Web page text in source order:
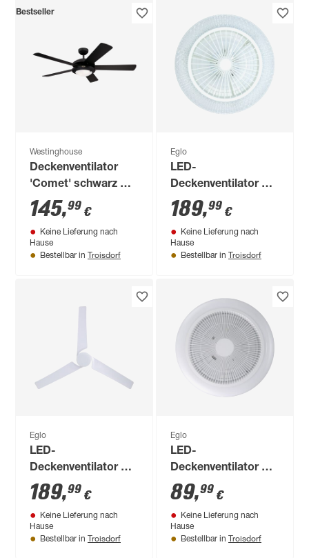
Bestseller
Westinghouse
Deckenventilator
'Comet' schwarz Ø
132 cm
145,99 €
Keine Lieferung nach
Hause
Bestellbar in Troisdorf
Eglo
LED-
Deckenventilator mit
Beleuchtung
'Malinska' dimmbar
37,8 W 4800 lm
warmweiß,
189,99 €
Keine Lieferung nach
Hause
Bestellbar in Troisdorf
Eglo
LED-
Deckenventilator mit
Beleuchtung 'Orcutt'
dimmbar 16,5 W
2300 lm warmweiß
bis tageslichtweiß Ø
189,99 €
Keine Lieferung nach
Hause
Bestellbar in Troisdorf
Eglo
LED-
Deckenventilator mit
Beleuchtung
'Sayulita 1' dimmbar
25,3 W 3280 lm RGB
- tunable white Ø 46
89,99 €
Keine Lieferung nach
Hause
Bestellbar in Troisdorf